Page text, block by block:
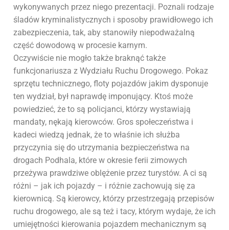
wykonywanych przez niego prezentacji. Poznali rodzaje
śladów kryminalistycznych i sposoby prawidłowego ich
zabezpieczenia, tak, aby stanowiły niepodważalną
część dowodową w procesie karnym.
Oczywiście nie mogło także braknąć także
funkcjonariusza z Wydziału Ruchu Drogowego. Pokaz
sprzętu technicznego, floty pojazdów jakim dysponuje
ten wydział, był naprawdę imponujący. Ktoś może
powiedzieć, że to są policjanci, którzy wystawiają
mandaty, nękają kierowców. Gros społeczeństwa i
kadeci wiedzą jednak, że to właśnie ich służba
przyczynia się do utrzymania bezpieczeństwa na
drogach Podhala, które w okresie ferii zimowych
przeżywa prawdziwe oblężenie przez turystów. A ci są
różni – jak ich pojazdy – i różnie zachowują się za
kierownicą. Są kierowcy, którzy przestrzegają przepisów
ruchu drogowego, ale są też i tacy, którym wydaje, że ich
umiejętności kierowania pojazdem mechanicznym są